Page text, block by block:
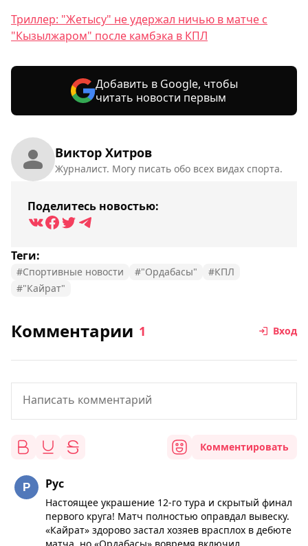
Виктор Хитров
Журналист. Могу писать обо всех видах спорта.
Поделитесь новостью:
Теги:
#Спортивные новости #"Ордабасы"
#КПЛ
#"Кайрат"
Триллер: "Жетысу" не удержал ничью в матче с
"Кызылжаром" после камбэка в КПЛ
Добавить в Google, чтобы
читать новости первым
Комментарии 1 Вход
Комментировать
Рус
Настоящее украшение 12-го тура и скрытый финал
первого круга! Матч полностью оправдал вывеску.
«Кайрат» здорово застал хозяев врасплох в дебюте